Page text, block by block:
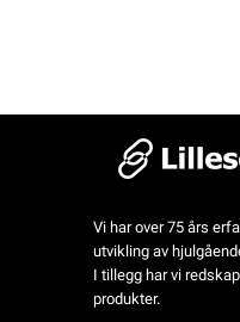
Vi har over 75 års
utvikling av
I tillegg har vi
produkter.